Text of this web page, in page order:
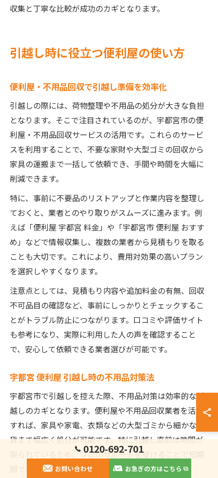
収集と丁寧な比較が成功のカギとなります。
引越し時に役立つ便利屋の使い方
便利屋・不用品回収で引越し準備を効率化
引越しの際には、荷物整理や不用品の処分が大きな負担
となります。そこで注目されているのが、宇都宮市の便
利屋・不用品回収サービスの活用です。これらのサービ
スを利用することで、不要な家財や大型ゴミの回収から
家具の運搬まで一括して依頼でき、手間や時間を大幅に
削減できます。
特に、事前に不要品のリストアップと作業内容を整理し
ておくと、業者とのやり取りがスムーズに進みます。例
えば「便利屋 宇都宮 料金」や「宇都宮市 便利屋 おすす
め」などで情報収集し、複数の業者から見積もりを取る
ことも大切です。これにより、費用対効果の高いプラン
を選択しやすくなります。
注意点としては、見積もり内容や追加料金の有無、回収
不可品目の確認など、事前にしっかりとチェックするこ
とがトラブル防止につながります。口コミや評価サイト
も参考になり、実際に利用した人の声を確認すること
で、安心して依頼できる業者選びが可能です。
宇都宮 便利屋 引越し時の不用品対策法
宇都宮市で引越しを控えた際、不用品対策は効率的な引
越しのカギとなります。便利屋や不用品回収業者を活用
すれば、家具や家電、衣類などの大型ゴミから細かな雑
貨まで幅広く処分が可能です。特に引越し直前は時間が
限られているため、プロのサポートを受けることで短期
間での片付けが実現します。
0120-692-701
お問い合わせ お急ぎの方はこちら